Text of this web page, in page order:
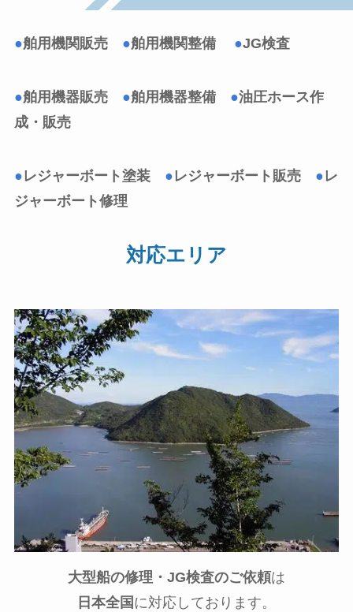
●舶用機関販売 ●舶用機関整備 ●JG検査
●舶用機器販売 ●舶用機器整備 ●油圧ホース作
成・販売
●レジャーボート塗装 ●レジャーボート販売 ●レ
ジャーボート修理
対応エリア
大型船の修理・JG検査のご依頼は
日本全国 に対応しております。